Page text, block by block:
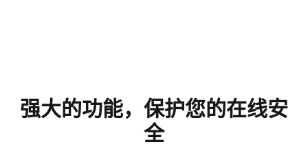
强大的功能，保护您的在线安
全